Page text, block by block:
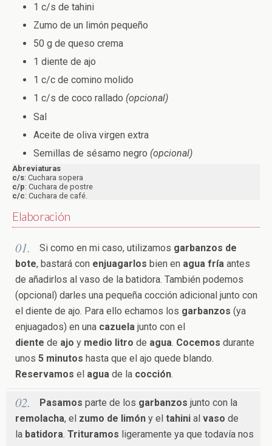
1 c/s de tahini
Zumo de un limón pequeño
50 g de queso crema
1 diente de ajo
1 c/c de comino molido
1 c/s de coco rallado (opcional)
Sal
Aceite de oliva virgen extra
Semillas de sésamo negro (opcional)
Abreviaturas
c/s: Cuchara sopera
c/p: Cuchara de postre
c/c: Cuchara de café.
Elaboración
Si como en mi caso, utilizamos garbanzos de
bote, bastará con enjuagarlos bien en agua fría antes
de añadirlos al vaso de la batidora. También podemos
(opcional) darles una pequeña cocción adicional junto con
el diente de ajo. Para ello echamos los garbanzos (ya
enjuagados) en una cazuela junto con el
diente de ajo y medio litro de agua. Cocemos durante
unos 5 minutos hasta que el ajo quede blando.
Reservamos el agua de la cocción.
Pasamos parte de los garbanzos junto con la
remolacha, el zumo de limón y el tahini al vaso de
la batidora. Trituramos ligeramente ya que todavía nos